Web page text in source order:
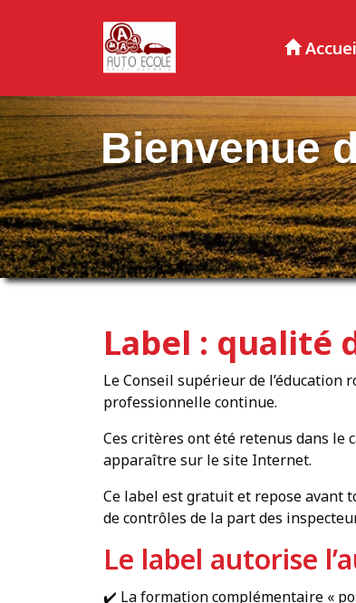
Bienvenue
Label : qualité
Le Conseil supérieur de
professionnelle continue.
Ces critères ont été retenus dans le
apparaître sur le site Internet.
Ce label est gratuit et repose avant
de contrôles de la part des
Le label autorise
✔️ La formation complémentaire «